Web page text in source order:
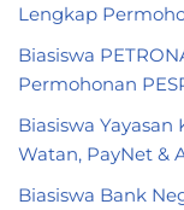
Lengkap
Biasiswa
Permohonan
Biasiswa
Watan, PayNet &
Biasiswa Bank